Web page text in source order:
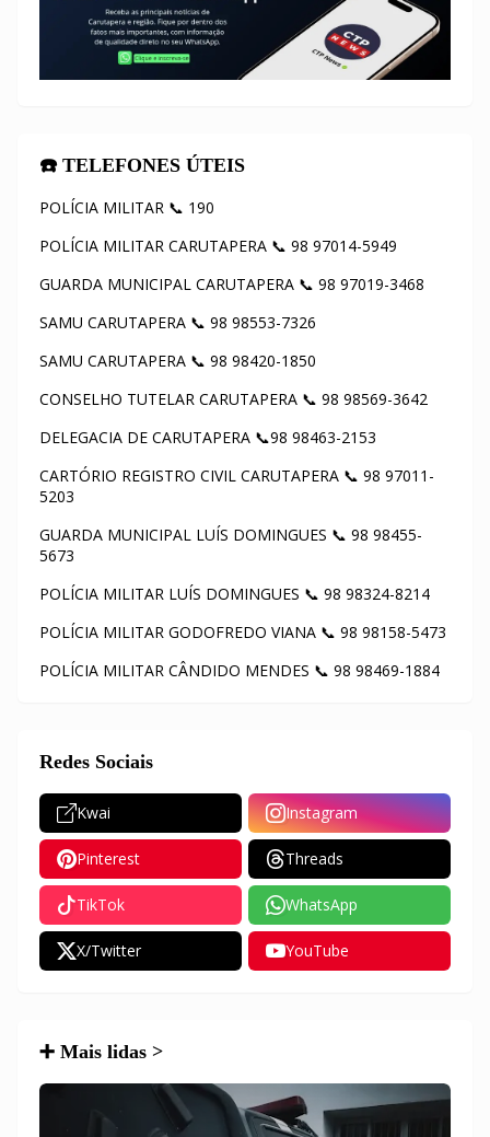
☎️ TELEFONES ÚTEIS
POLÍCIA MILITAR 📞 190
POLÍCIA MILITAR CARUTAPERA 📞 98 97014-5949
GUARDA MUNICIPAL CARUTAPERA 📞 98 97019-3468
SAMU CARUTAPERA 📞 98 98553-7326
SAMU CARUTAPERA 📞 98 98420-1850
CONSELHO TUTELAR CARUTAPERA 📞 98 98569-3642
DELEGACIA DE CARUTAPERA 📞98 98463-2153
CARTÓRIO REGISTRO CIVIL CARUTAPERA 📞 98 97011-
5203
GUARDA MUNICIPAL LUÍS DOMINGUES 📞 98 98455-
5673
POLÍCIA MILITAR LUÍS DOMINGUES 📞 98 98324-8214
POLÍCIA MILITAR GODOFREDO VIANA 📞 98 98158-5473
POLÍCIA MILITAR CÂNDIDO MENDES 📞 98 98469-1884
Redes Sociais
Kwai Instagram
Pinterest Threads
TikTok WhatsApp
X/Twitter YouTube
➕ Mais lidas >